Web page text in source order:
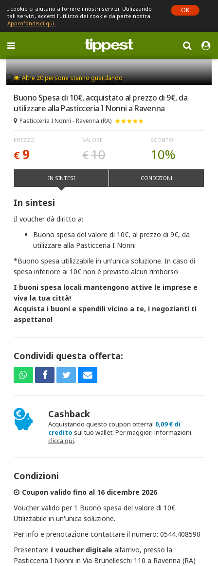
I cookie ci aiutano a fornire i nostri servizi. Utilizzando
tali servizi, accetti l'utilizzo dei cookie da parte nostra.
Approfondisci qui.
OK
Toggle
navigation
Sei in Emilia-Romagna (cambia)
Altre20persone stanno guardando
Buono Spesa di 10€, acquistato al prezzo di 9€, da
utilizzare alla Pasticceria I Nonni a Ravenna
Pasticceria I Nonni - Ravenna (RA)
PREZZO
€ 9
VALORE
€10
SCONTO
10%
IN SINTESI CONDIZIONI
In sintesi
Il voucher dà diritto a:
Buono spesa del valore di 10€, al prezzo di 9€, da
utilizzare alla Pasticceria I Nonni
*Buono spesa utilizzabile in un'unica soluzione. In caso di
spesa inferiore ai 10€ non è previsto alcun rimborso
I buoni spesa locali mantengono attive le imprese e
viva la tua città!
Acquista i buoni e spendili vicino a te, i negozianti ti
aspettano!
Condividi questa offerta:
Cashback
Acquistando questo coupon otterrai 0,09 € di
credito sul tuo wallet. Per maggiori informazioni
clicca qui.
Condizioni
Coupon valido fino al 16 dicembre 2026
Voucher valido per 1 Buono spesa del valore di 10€.
Utilizzabile in un'unica soluzione.
Per info e prenotazione contattare il numero: 0544.408590
Presentare il voucher digitaleall’arrivo, presso la
Pasticceria I Nonni in Via Brunelleschi 110 a Ravenna (RA)